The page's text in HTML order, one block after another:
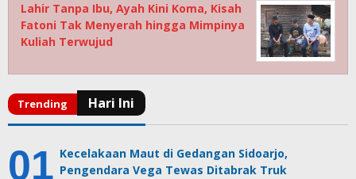
Lahir Tanpa Ibu, Ayah Kini Koma, Kisah
Fatoni Tak Menyerah hingga Mimpinya
Kuliah Terwujud
Kecelakaan Maut di Gedangan Sidoarjo,
Pengendara Vega Tewas Ditabrak Truk